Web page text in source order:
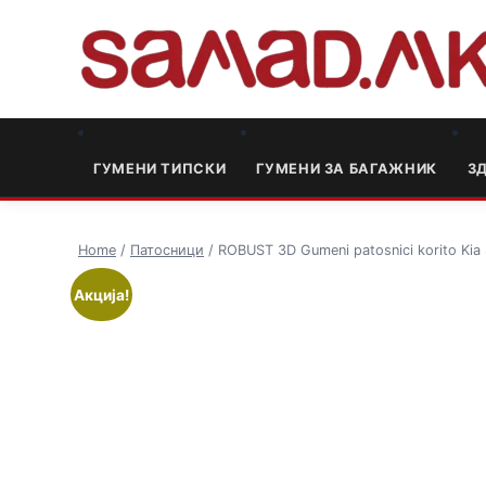
ГУМЕНИ ТИПСКИ ГУМЕНИ ЗА БАГАЖНИК
Home / Патосници / ROBUST 3D Gumeni patosnici korito
Акција!